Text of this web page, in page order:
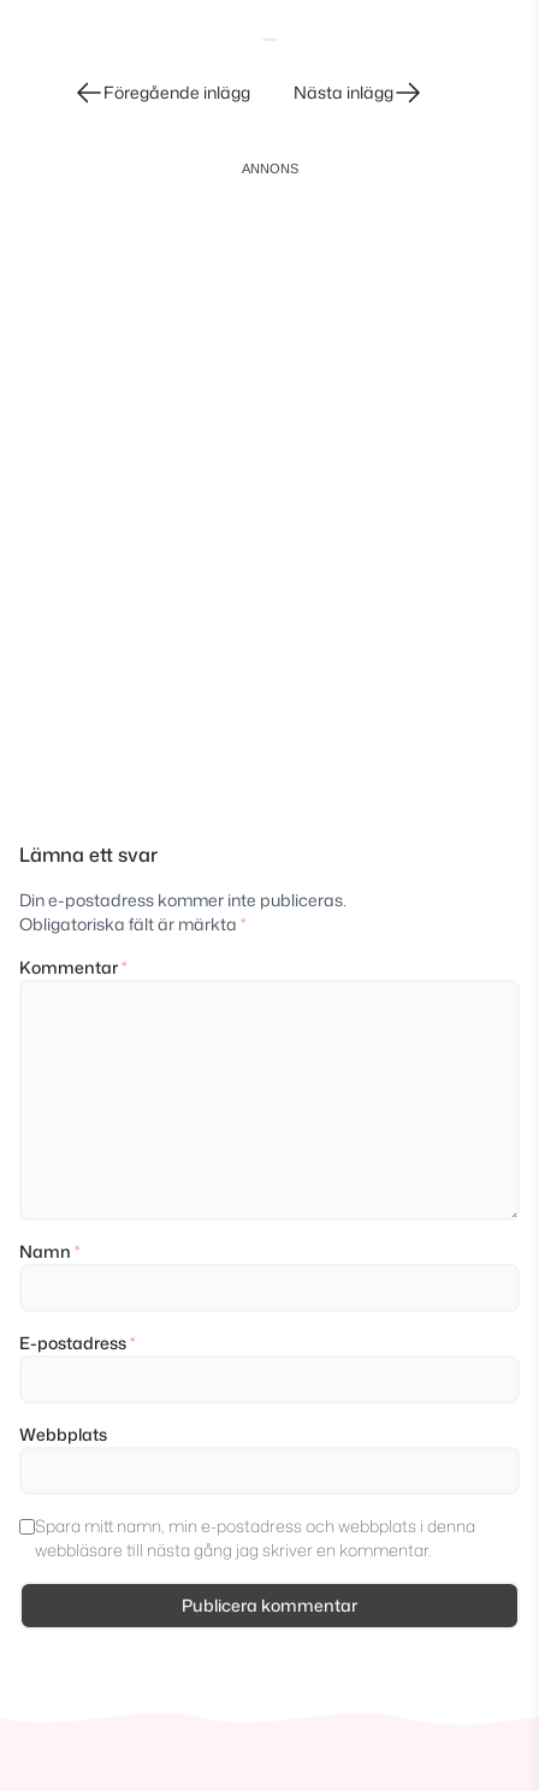
InläggsnavigeringFöregående inlägg Nästa inlägg
Lämna ett svar
Din e-postadress kommer inte publiceras.
Obligatoriska fält är märkta *
Kommentar*
Namn *
E-postadress*
Webbplats
Spara mitt namn, min e-postadress och webbplats i denna
webbläsare till nästa gång jag skriver en kommentar.